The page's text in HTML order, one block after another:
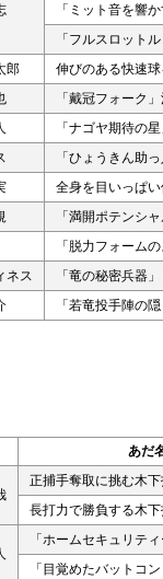
「ミット音を響
「フルスロット
郎
伸びのある快速
「戴冠フォーク
「ナゴヤ期待の
「ひょうきん助
全身を目いっぱ
「満開ポテンシ
「脱力フォーム
ネス
「竜の秘密兵器
「若竜投手陣の
あだ
正捕手奪取に挑む木
長打力で勝負する木
「ホームセキュリテ
「目覚めたバットコ